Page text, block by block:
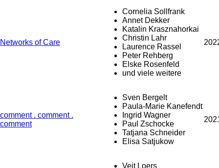
Networks of Care
Cornelia Sollfrank
Annet Dekker
Katalin Krasznahorkai
Christin Lahr
Laurence Rassel
Peter Rehberg
Elske Rosenfeld
und viele weitere
comment . comment .
comment
Sven Bergelt
Paula-Marie Kanefendt
Ingrid Wagner
Paul Zschocke
Tatjana Schneider
Elisa Satjukow
Veit Loers